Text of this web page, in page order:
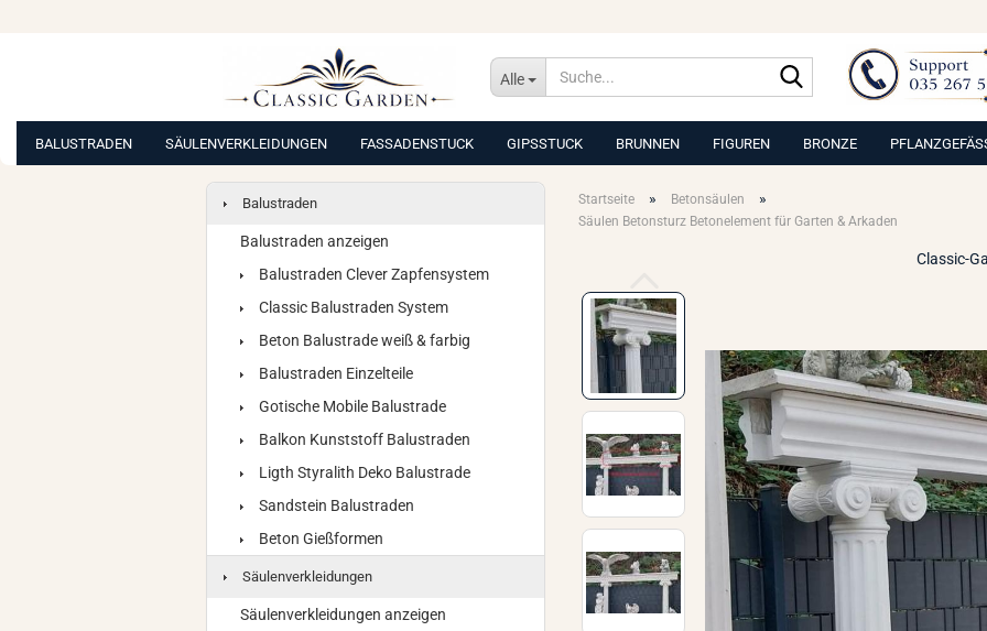
Alle
Suche...
BALUSTRADEN SÄULENVERKLEIDUNGEN FASSADENSTUCK GIPSSTUCK BRUNNEN FIGUREN BRONZE
Startseite » Betonsäulen »
Säulen Betonsturz Betonelement für Garten & Arkaden
Classic-
Balustraden
Balustraden anzeigen
Balustraden Clever Zapfensystem
Classic Balustraden System
Beton Balustrade weiß & farbig
Balustraden Einzelteile
Gotische Mobile Balustrade
Balkon Kunststoff Balustraden
Ligth Styralith Deko Balustrade
Sandstein Balustraden
Beton Gießformen
Säulenverkleidungen
Säulenverkleidungen anzeigen